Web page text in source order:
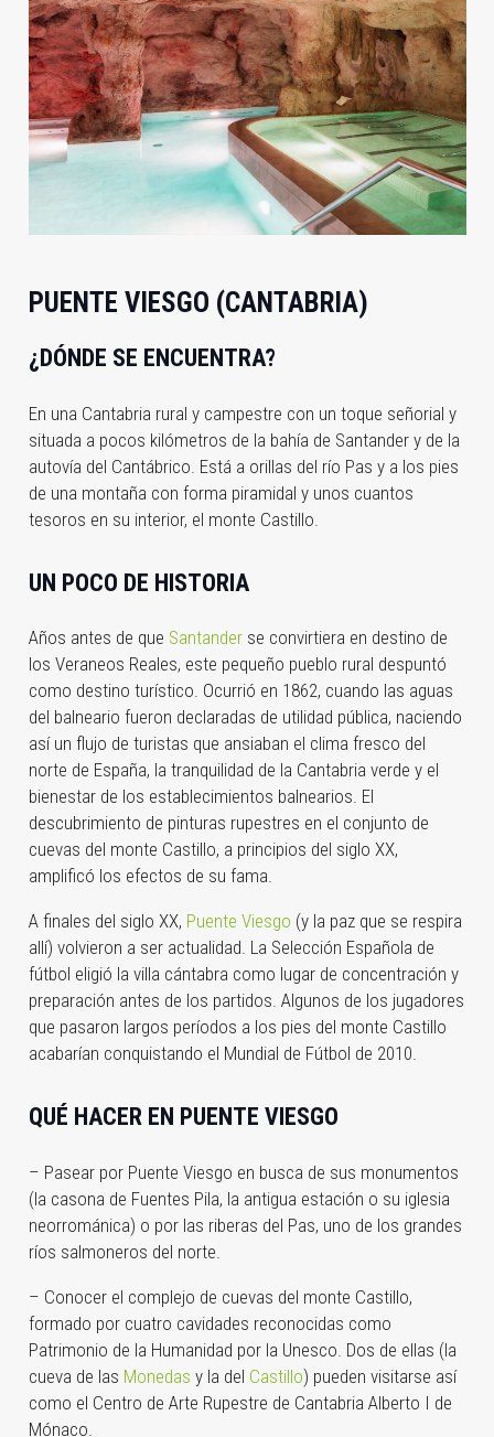
PUENTE VIESGO (CANTABRIA)
¿DÓNDE SE ENCUENTRA?
En una Cantabria rural y campestre con un toque señorial y
situada a pocos kilómetros de la bahía de Santander y de la
autovía del Cantábrico. Está a orillas del río Pas y a los pies
de una montaña con forma piramidal y unos cuantos
tesoros en su interior, el monte Castillo.
UN POCO DE HISTORIA
Años antes de que Santanderse convirtiera en destino de
los Veraneos Reales, este pequeño pueblo rural despuntó
como destino turístico. Ocurrió en 1862, cuando las aguas
del balneario fueron declaradas de utilidad pública, naciendo
así un flujo de turistas que ansiaban el clima fresco del
norte de España, la tranquilidad de la Cantabria verde y el
bienestar de los establecimientos balnearios. El
descubrimiento de pinturas rupestres en el conjunto de
cuevas del monte Castillo, a principios del siglo XX,
amplificó los efectos de su fama.
A finales del siglo XX, Puente Viesgo (y la paz que se respira
allí) volvieron a ser actualidad. La Selección Española de
fútbol eligió la villa cántabra como lugar de concentración y
preparación antes de los partidos. Algunos de los jugadores
que pasaron largos períodos a los pies del monte Castillo
acabarían conquistando el Mundial de Fútbol de 2010.
QUÉ HACER EN PUENTE VIESGO
– Pasear por Puente Viesgo en busca de sus monumentos
(la casona de Fuentes Pila, la antigua estación o su iglesia
neorrománica) o por las riberas del Pas, uno de los grandes
ríos salmoneros del norte.
– Conocer el complejo de cuevas del monte Castillo,
formado por cuatro cavidades reconocidas como
Patrimonio de la Humanidad por la Unesco. Dos de ellas (la
cueva de las Monedas y la del Castillo) pueden visitarse así
como el Centro de Arte Rupestre de Cantabria Alberto I de
Mónaco.